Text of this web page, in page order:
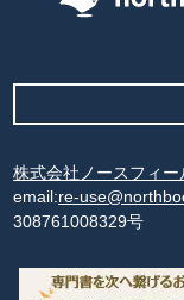
株式会社ノースフィー
email:re-
308761008329号